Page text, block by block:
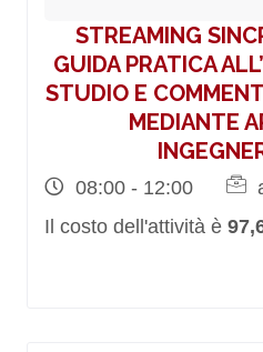
STREAMING
GUIDA PRATICA
STUDIO E
MEDIANTE
08:00 - 12:00
Il costo dell'attività è